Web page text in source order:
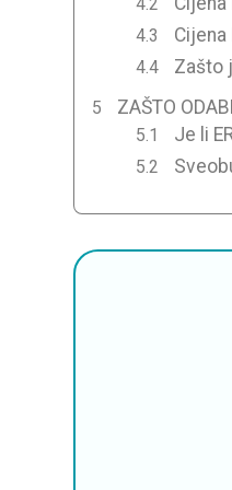
Cijena
Zašto
ZAŠTO
Je li